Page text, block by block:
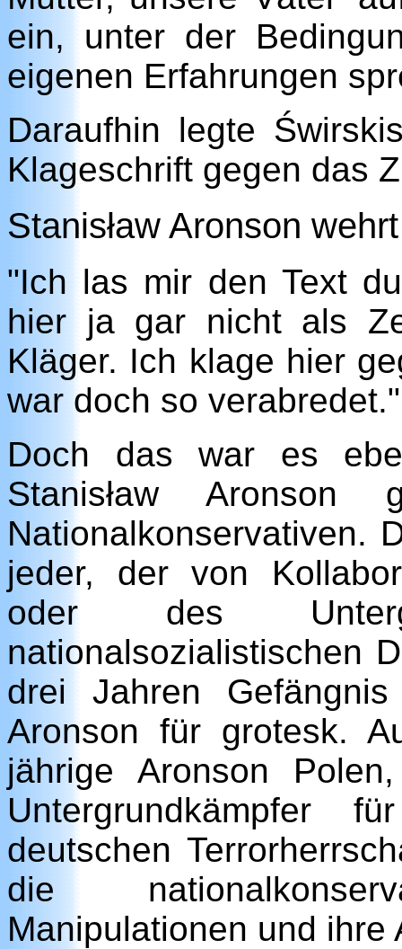
ein, unter der
eigenen Erfahrungen
Daraufhin legte
Klageschrift gegen das
Stanisław Aronson
"Ich las mir den Text
hier ja gar nicht als
Kläger. Ich klage hier
war doch so verabredet."
Doch das war es
Stanisław Aronson
Nationalkonservativen.
jeder, der von
oder des
nationalsozialistischen
drei Jahren
Aronson für grotesk.
jährige Aronson
Untergrundkämpfer
deutschen
die
Manipulationen und